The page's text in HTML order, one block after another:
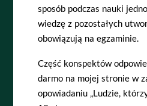
sposób podczas nauki
wiedzę z pozostałych
obowiązują na egzaminie.
Część konspektów
darmo na mojej stronie w
opowiadaniu „Ludzie,